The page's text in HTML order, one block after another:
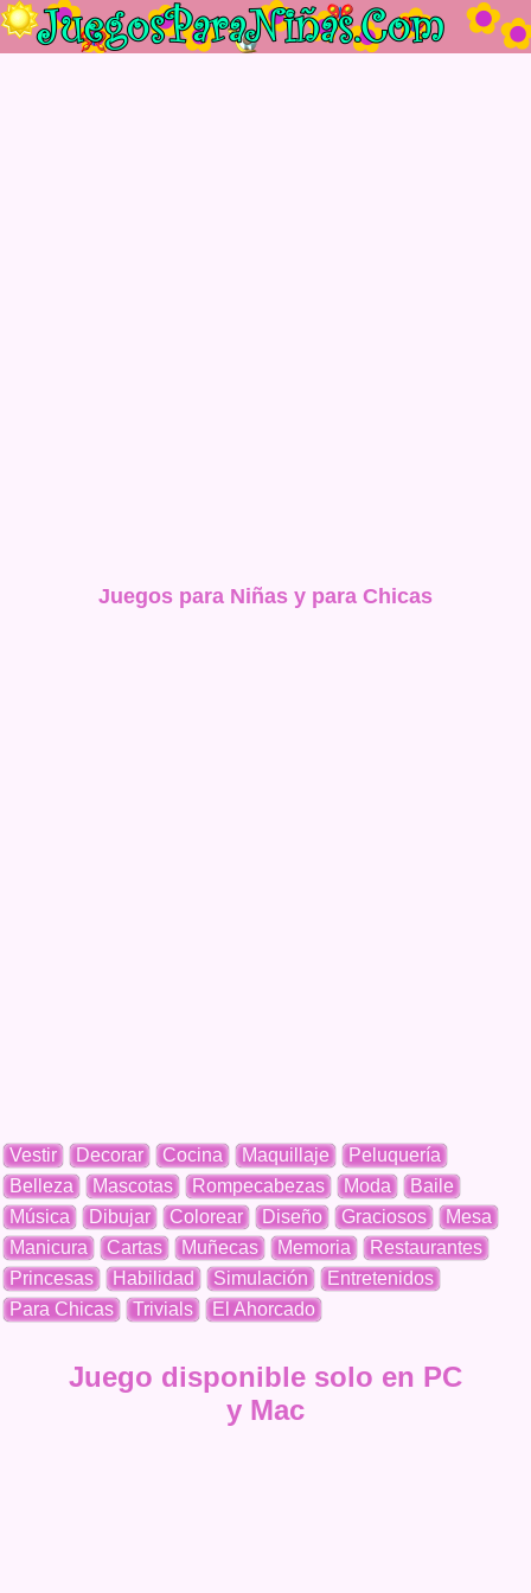
Juegos para Niñas y para Chicas
Vestir Decorar Cocina Maquillaje
Peluquería
Belleza
Mascotas Rompecabezas Moda
Baile
Música
Dibujar Colorear Diseño Graciosos
Mesa
Manicura
Cartas Muñecas Memoria
Restaurantes
Princesas
Habilidad Simulación
Entretenidos
Para Chicas
Trivials El Ahorcado
Juego disponible solo en PC
y Mac